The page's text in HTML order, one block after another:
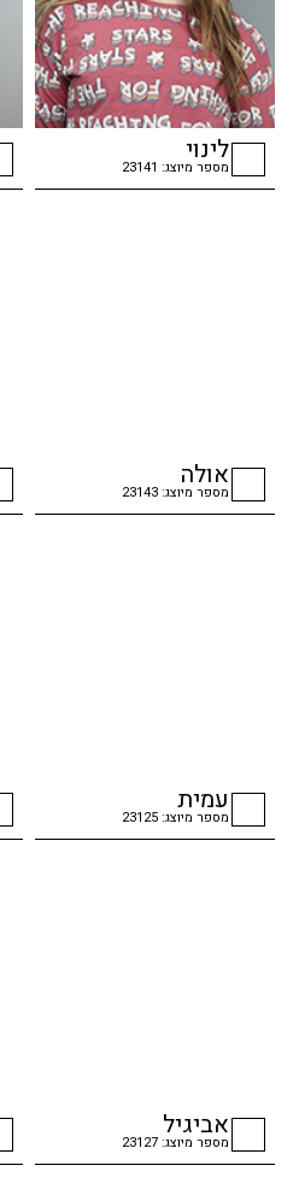
לינוי
מספר מיוצג: 23141
אולה
מספר מיוצג: 23143
עמית
מספר מיוצג: 23125
אביגיל
מספר מיוצג: 23127